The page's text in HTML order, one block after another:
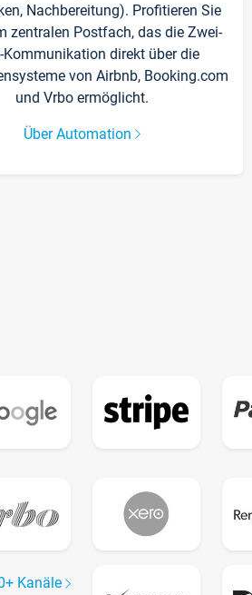
Nachbereitung). Profitieren Sie
zentralen Postfach, das die Zwei-
Kommunikation direkt über die
von Airbnb, Booking.com
und Vrbo ermöglicht.
Über Automation
Kanäle